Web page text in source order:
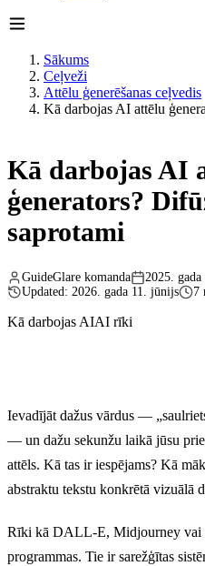
Sākums
Ceļveži
Attēlu ģenerēšanas ceļvedis
Kā darbojas AI attēlu
Kā darbojas AI
ģenerators?
saprotami
GuideGlare komanda
2025.
Updated: 2026. gada 11. jūnijs
7
Kā darbojas AIAI rīki
Ievadījāt dažus vārdus —
— un dažu sekunžu laikā jūsu
attēls. Kā tas ir iespējams? Kā
abstraktu tekstu konkrētā vizuālā
Rīki kā DALL-E, Midjourney vai
programmas. Tie ir sarežģītas